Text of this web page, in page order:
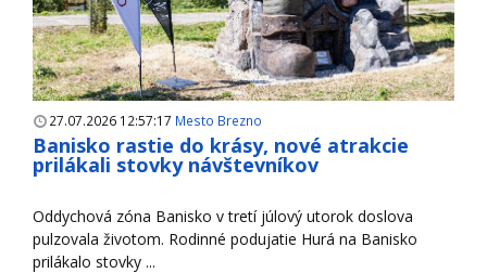
27.07.2026 12:57:17 Mesto Brezno
Banisko rastie do krásy, nové atrakcie
prilákali stovky návštevníkov
Oddychová zóna Banisko v tretí júlový utorok doslova
pulzovala životom. Rodinné podujatie Hurá na Banisko
prilákalo stovky ...